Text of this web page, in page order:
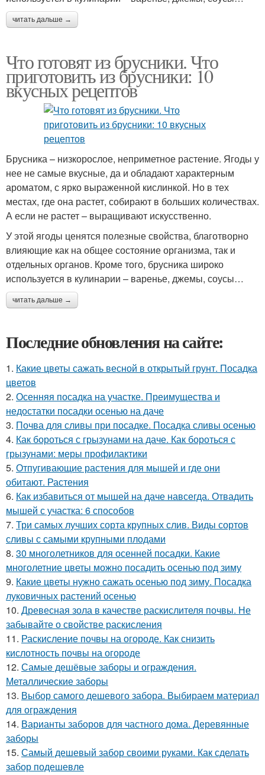
читать дальше →
Что готовят из брусники. Что
приготовить из брусники: 10
вкусных рецептов
Брусника – низкорослое, неприметное растение. Ягоды у
нее не самые вкусные, да и обладают характерным
ароматом, с ярко выраженной кислинкой. Но в тех
местах, где она растет, собирают в больших количествах.
А если не растет – выращивают искусственно.
У этой ягоды ценятся полезные свойства, благотворно
влияющие как на общее состояние организма, так и
отдельных органов. Кроме того, брусника широко
используется в кулинарии – варенье, джемы, соусы…
читать дальше →
Последние обновления на сайте:
1. Какие цветы сажать весной в открытый грунт. Посадка
цветов
2. Осенняя посадка на участке. Преимущества и
недостатки посадки осенью на даче
3. Почва для сливы при посадке. Посадка сливы осенью
4. Как бороться с грызунами на даче. Как бороться с
грызунами: меры профилактики
5. Отпугивающие растения для мышей и где они
обитают. Растения
6. Как избавиться от мышей на даче навсегда. Отвадить
мышей с участка: 6 способов
7. Три самых лучших сорта крупных слив. Виды сортов
сливы с самыми крупными плодами
8. 30 многолетников для осенней посадки. Какие
многолетние цветы можно посадить осенью под зиму
9. Какие цветы нужно сажать осенью под зиму. Посадка
луковичных растений осенью
10. Древесная зола в качестве раскислителя почвы. Не
забывайте о свойстве раскисления
11. Раскисление почвы на огороде. Как снизить
кислотность почвы на огороде
12. Самые дешёвые заборы и ограждения.
Металлические заборы
13. Выбор самого дешевого забора. Выбираем материал
для ограждения
14. Варианты заборов для частного дома. Деревянные
заборы
15. Самый дешевый забор своими руками. Как сделать
забор подешевле